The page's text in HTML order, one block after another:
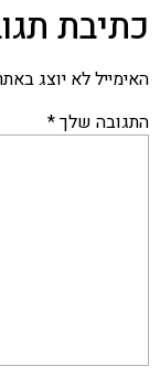
תגובה
לא יוצג באתר.
שלך *